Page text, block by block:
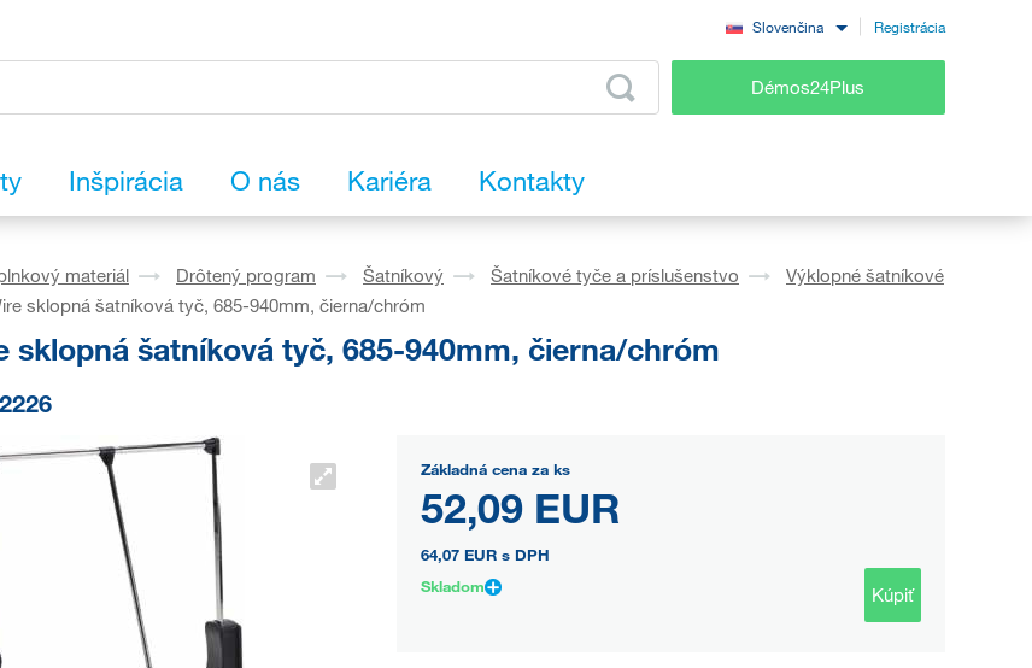
Slovenčina Registrácia
Démos24Plus
Inšpirácia O nás Kariéra Kontakty
materiál Drôtený program Šatníkový Šatníkové tyče a príslušenstvo
Výklopné šatníkové
sklopná šatníková tyč, 685-940mm, čierna/chróm
sklopná šatníková tyč, 685-940mm, čierna/chróm
Základná cena za ks
52,09 EUR
64,07 EUR s DPH
Skladom
Kúpiť